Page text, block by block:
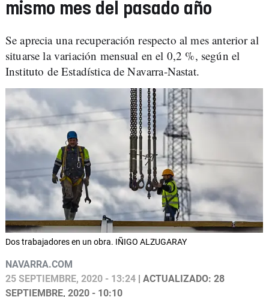
mismo mes del pasado año
Se aprecia una recuperación respecto al mes anterior al
situarse la variación mensual en el 0,2 %, según el
Instituto de Estadística de Navarra-Nastat.
Dos trabajadores en un obra. IÑIGO ALZUGARAY
NAVARRA.COM
25 SEPTIEMBRE, 2020 - 13:24 | ACTUALIZADO: 28
SEPTIEMBRE, 2020 - 10:10